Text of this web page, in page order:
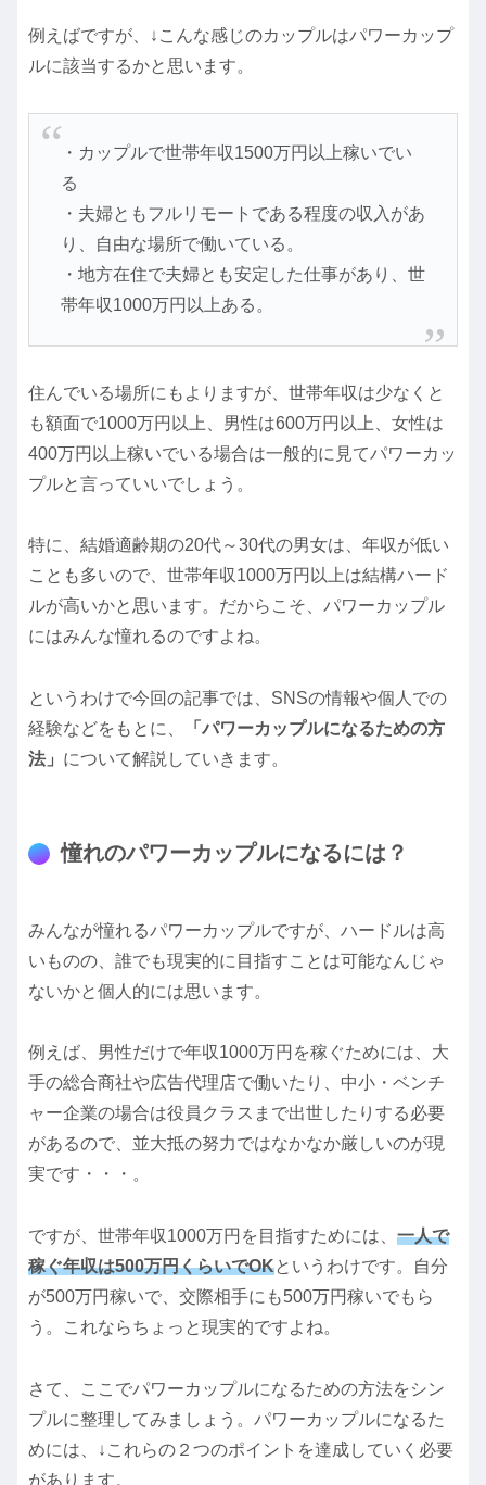
例えばですが、↓こんな感じのカップルはパワーカップ
ルに該当するかと思います。
・カップルで世帯年収1500万円以上稼いでい
る
・夫婦ともフルリモートである程度の収入があ
り、自由な場所で働いている。
・地方在住で夫婦とも安定した仕事があり、世
帯年収1000万円以上ある。
住んでいる場所にもよりますが、世帯年収は少なくと
も額面で1000万円以上、男性は600万円以上、女性は
400万円以上稼いでいる場合は一般的に見てパワーカッ
プルと言っていいでしょう。
特に、結婚適齢期の20代～30代の男女は、年収が低い
ことも多いので、世帯年収1000万円以上は結構ハード
ルが高いかと思います。だからこそ、パワーカップル
にはみんな憧れるのですよね。
というわけで今回の記事では、SNSの情報や個人での
経験などをもとに、
「パワーカップルになるための方
法」 について解説していきます。
憧れのパワーカップルになるには？
みんなが憧れるパワーカップルですが、ハードルは高
いものの、誰でも現実的に目指すことは可能なんじゃ
ないかと個人的には思います。
例えば、男性だけで年収1000万円を稼ぐためには、大
手の総合商社や広告代理店で働いたり、中小・ベンチ
ャー企業の場合は役員クラスまで出世したりする必要
があるので、並大抵の努力ではなかなか厳しいのが現
実です・・・。
ですが、世帯年収1000万円を目指すためには、 一人で
稼ぐ年収は500万円くらいでOKというわけです。自分
が500万円稼いで、交際相手にも500万円稼いでもら
う。これならちょっと現実的ですよね。
さて、ここでパワーカップルになるための方法をシン
プルに整理してみましょう。パワーカップルになるた
めには、↓これらの２つのポイントを達成していく必要
があります。